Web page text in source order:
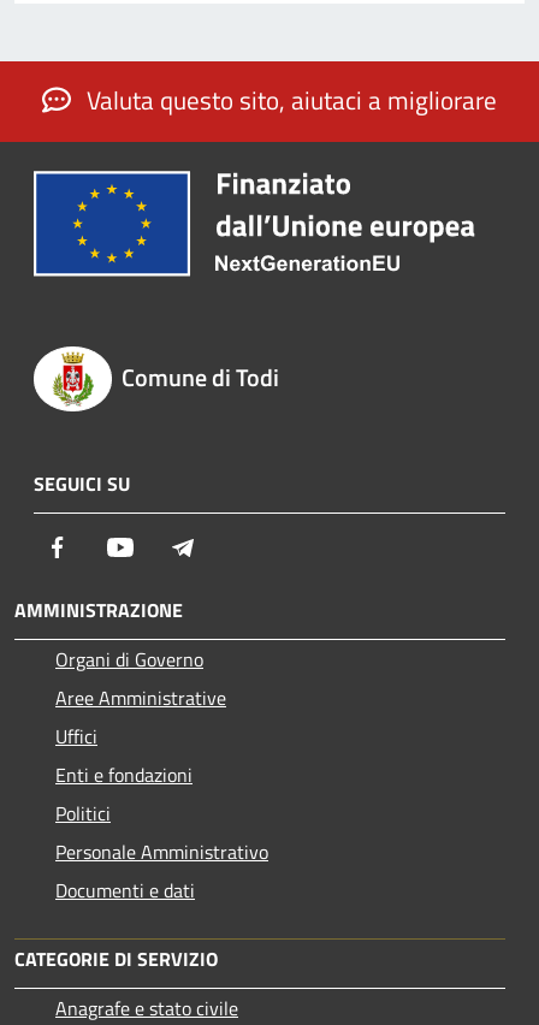
Valuta questo sito, aiutaci a migliorare
Comune di Todi
SEGUICI SU
Facebook Youtube
AMMINISTRAZIONE
Organi di Governo
Aree Amministrative
Uffici
Enti e fondazioni
Politici
Personale Amministrativo
Documenti e dati
CATEGORIE DI SERVIZIO
Anagrafe e stato civile